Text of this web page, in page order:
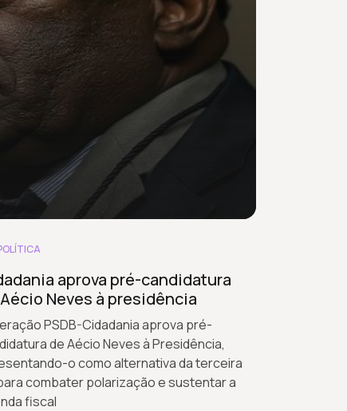
aprova pré-candidatura
Neves à presidência
PSDB-Cidadania aprova pré-
de Aécio Neves à Presidência,
o como alternativa da terceira
combater polarização e sustentar a
fiscal